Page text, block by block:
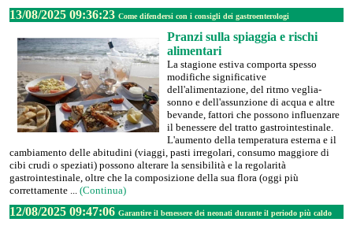
13/08/2025 09:36:23 Come difendersi con i consigli dei gastroenterologi
Pranzi sulla spiaggia e rischi
alimentari
La stagione estiva comporta spesso
modifiche significative
dell'alimentazione, del ritmo veglia-
sonno e dell'assunzione di acqua e altre
bevande, fattori che possono influenzare
il benessere del tratto gastrointestinale.
L'aumento della temperatura esterna e il
cambiamento delle abitudini (viaggi, pasti irregolari, consumo maggiore di
cibi crudi o speziati) possono alterare la sensibilità e la regolarità
gastrointestinale, oltre che la composizione della sua flora (oggi più
correttamente ... (Continua)
12/08/2025 09:47:06 Garantire il benessere dei neonati durante il periodo più caldo